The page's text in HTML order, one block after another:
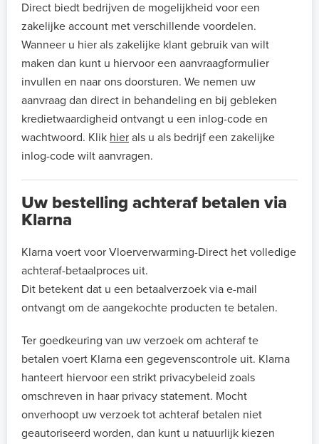
Direct biedt bedrijven de mogelijkheid voor een
zakelijke account met verschillende voordelen.
Wanneer u hier als zakelijke klant gebruik van wilt
maken dan kunt u hiervoor een aanvraagformulier
invullen en naar ons doorsturen. We nemen uw
aanvraag dan direct in behandeling en bij gebleken
kredietwaardigheid ontvangt u een inlog-code en
wachtwoord. Klik hier als u als bedrijf een zakelijke
inlog-code wilt aanvragen.
Uw bestelling achteraf betalen via
Klarna
Klarna voert voor Vloerverwarming-Direct het volledige
achteraf-betaalproces uit.
Dit betekent dat u een betaalverzoek via e-mail
ontvangt om de aangekochte producten te betalen.
Ter goedkeuring van uw verzoek om achteraf te
betalen voert Klarna een gegevenscontrole uit. Klarna
hanteert hiervoor een strikt privacybeleid zoals
omschreven in haar privacy statement. Mocht
onverhoopt uw verzoek tot achteraf betalen niet
geautoriseerd worden, dan kunt u natuurlijk kiezen